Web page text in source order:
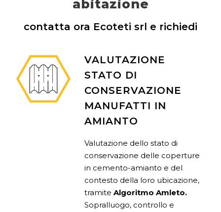
abitazione
contatta ora Ecoteti srl e richiedi
VALUTAZIONE
STATO DI
CONSERVAZIONE
MANUFATTI IN
AMIANTO
Valutazione dello stato di
conservazione delle coperture
in cemento-amianto e del
contesto della loro ubicazione,
tramiteAlgoritmo Amleto.
Sopralluogo, controllo e